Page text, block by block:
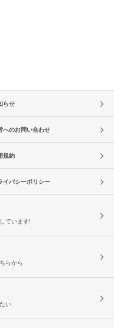
らせ
へのお問い合わせ
規約
イバシーポリシー
ています!
らから
い